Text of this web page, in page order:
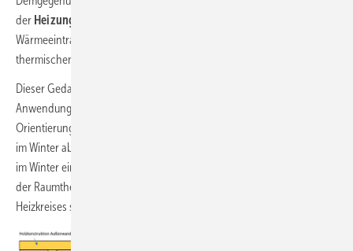
der Heizungstechnik
Wärmeeintrag durch transparente Flächen in der Fassade der
thermischen Hülle gemeint.
Dieser Gedanke wäre es wert, auch in der solarthermischen
Anwendung weiter verfolgt zu werden. Allein um daraus schon die
Orientierung zur Sonne im Kontext einer wirksamen solaren Nutzung
im Winter abzuleiten. Denn tatsächlich vermag die tiefstehende Sonne
im Winter einen Raum durch ein Fenster dergestalt zu erwärmen, dass
der Raumthermostat, zumindest bisweilen, den Stellmotor des
Heizkreises schließt.